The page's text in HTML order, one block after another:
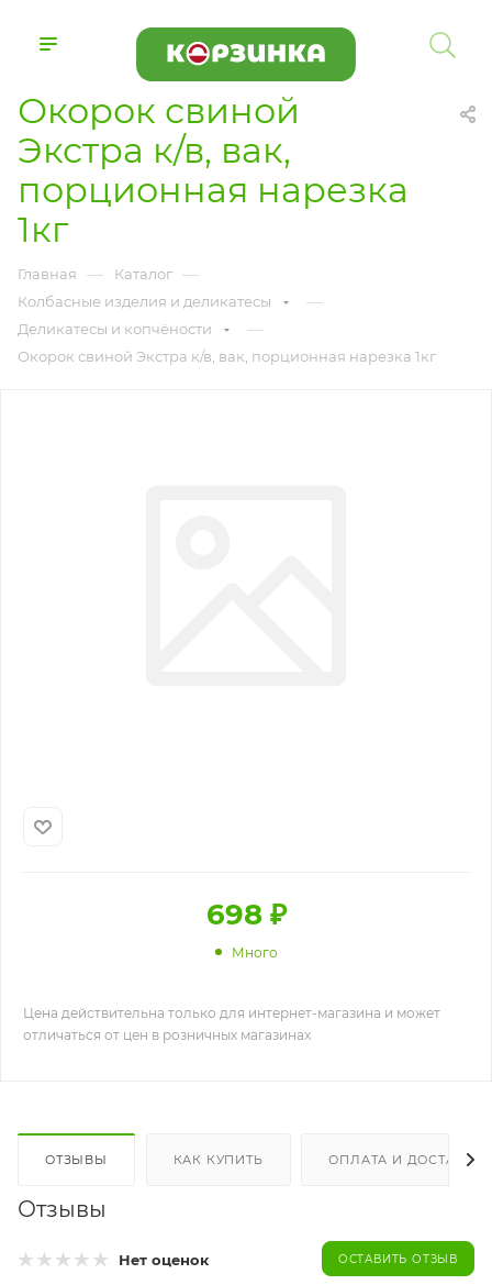
Окорок свиной
Экстра к/в, вак,
порционная нарезка
1кг
Главная — Каталог —
Колбасные изделия и деликатесы —
Деликатесы и копчёности —
Окорок свиной Экстра к/в, вак, порционная нарезка 1кг
698₽
Много
Цена действительна только для интернет-магазина и может
отличаться от цен в розничных магазинах
ОТЗЫВЫ КАК КУПИТЬ ОПЛАТА И ДОСТАВКА
Отзывы
Нет оценок ОСТАВИТЬ ОТЗЫВ